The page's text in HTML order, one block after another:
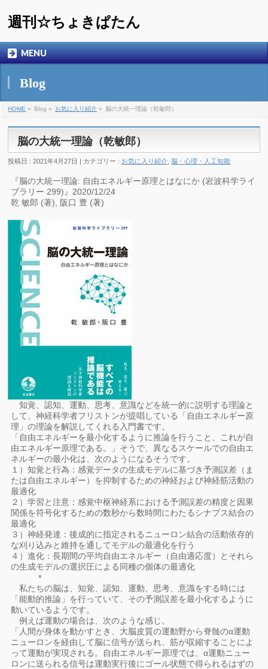
週刊☆ちょきぱたん
MENU
Blog
HOME » Blog » お気に入り紹介 » 脳の大統一理論（乾敏郎）
脳の大統一理論（乾敏郎）
投稿日 : 2021年4月27日 | カテゴリー : お気に入り紹介 脳・心理・人工知能
『脳の大統一理論: 自由エネルギー原理とはなにか (岩波科学ライ
ブラリー 299)』2020/12/24
乾 敏郎 (著), 阪口 豊 (著)
知覚、認知、運動、思考、意識などを統一的に説明する理論と
して、神経科学者フリストンが提唱している「自由エネルギー原
理」の理論を解説してくれる入門書です。
「自由エネルギーを最小化するように推論を行うこと、これが自
由エネルギー原理である。」そうで、異なるスケールでの自由エ
ネルギーの最小化は、次のようになるそうです。
１）知覚と行為：感覚データの生成モデルに基づき予測誤差（ま
たは自由エネルギー）を抑制するための神経および神経筋活動の
最適化
２）学習と注意：感覚中枢神経系における予測誤差の精度と因果
関係を符号化するための数秒から数時間にわたるシナプス結合の
最適化
３）神経発達：後成的に指定されるニューロン結合の活動依存的
な刈り込みと維持を通してモデルの最適化を行う
４）進化：長期間の平均自由エネルギー（自由適応度）とそれら
の生成モデルの選択圧による同種の個体の最適化
＊
私たちの脳は、知覚、認知、運動、思考、意識をする時には
「能動的推論」を行っていて、その予測誤差を最小化するように
動いているようです。
例えば運動の場合は、次のような感じ。
「人間が身体を動かすとき、大脳皮質の運動野から脊髄のα運動
ニューロンを経由して脳に信号が送られ、筋が収縮することによ
って運動が実現される。自由エネルギー原理では、α運動ニュー
ロンに送られる信号は運動実行後にゴール状態で得られるはずの